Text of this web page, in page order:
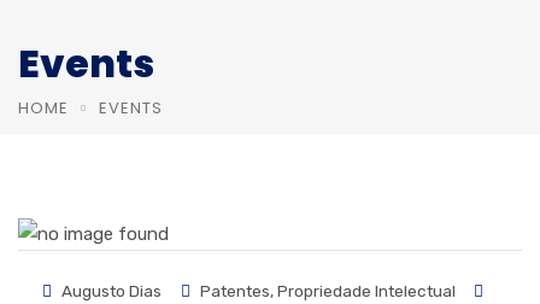
Events
HOME EVENTS
Augusto Dias Patentes,Propriedade Intelectual